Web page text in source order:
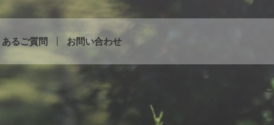
るご質問 お問い合わせ